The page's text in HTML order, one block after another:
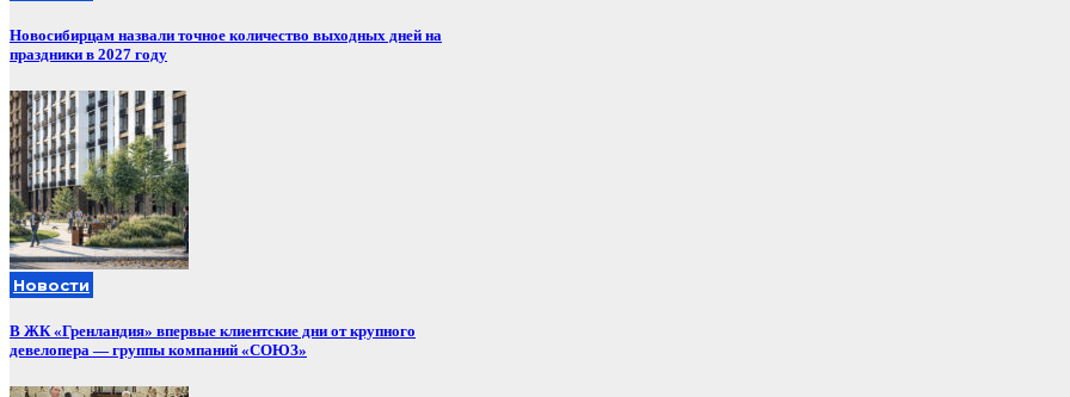
Новосибирцам назвали точное количество выходных дней на
праздники в 2027 году
Новости
В ЖК «Гренландия» впервые клиентские дни от крупного
девелопера — группы компаний «СОЮЗ»